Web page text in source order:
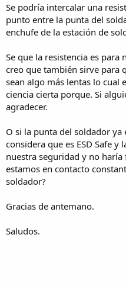
Se podría intercalar una
punto entre la punta del
enchufe de la estación de
Se que la resistencia es
creo que también sirve para
sean algo más lentas lo cual
ciencia cierta porque. Si
agradecer.
O si la punta del soldador ya
considera que es ESD Safe y
nuestra seguridad y no
estamos en contacto
soldador?
Gracias de antemano.
Saludos.